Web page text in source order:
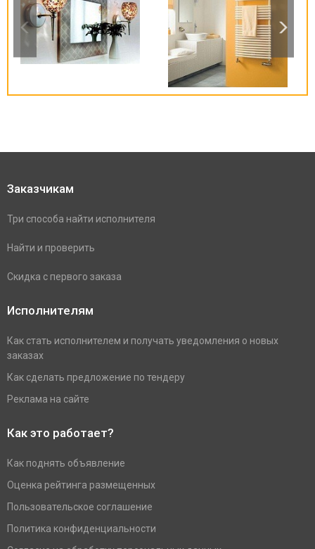
Заказчикам
Три способа найти исполнителя
Найти и проверить
Скидка с первого заказа
Исполнителям
Как стать исполнителем и получать уведомления о новых
заказах
Как сделать предложение по тендеру
Реклама на сайте
Как это работает?
Как поднять объявление
Оценка рейтинга размещенных
Пользовательское соглашение
Политика конфиденциальности